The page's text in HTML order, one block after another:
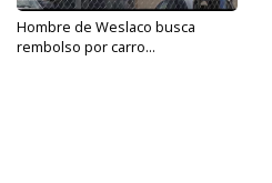
Hombre de Weslaco busca
rembolso por carro...